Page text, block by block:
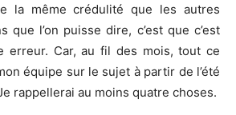
la même crédulité que les autres
que l’on puisse dire, c’est que c’est
erreur. Car, au fil des mois, tout ce
équipe sur le sujet à partir de l’été
rappellerai au moins quatre choses.